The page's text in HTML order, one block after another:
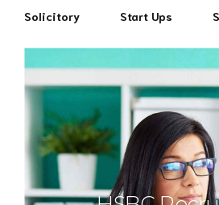
Solicitory
Start Ups